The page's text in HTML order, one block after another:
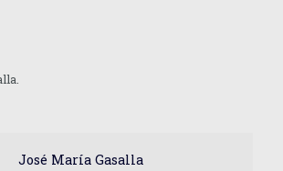
José María Gasalla